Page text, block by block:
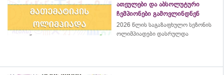
ათეულები და აბსოლუტური
ჩემპიონები გამოვლინდნენ
2026 წლის საგაზაფხულო სეზონის
ოლიმპიადები დასრულდა